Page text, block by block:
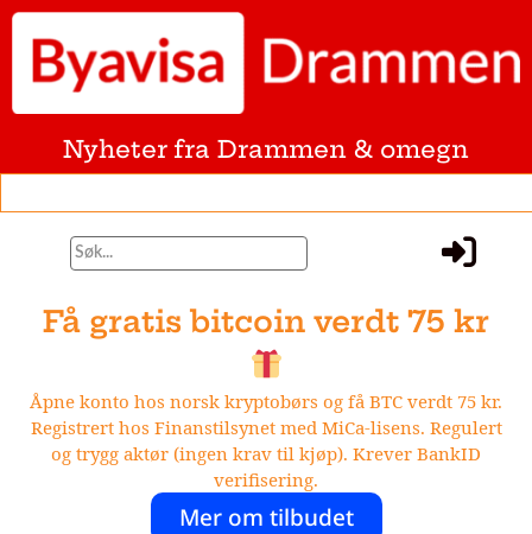
Nyheter fra Drammen & omegn
Få gratis bitcoin verdt 75 kr
Åpne konto hos norsk kryptobørs og få BTC verdt 75 kr.
Registrert hos Finanstilsynet med MiCa-lisens. Regulert
og trygg aktør (ingen krav til kjøp). Krever BankID
verifisering.
Mer om tilbudet